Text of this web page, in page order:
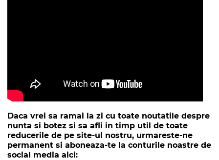
Daca vrei sa ramai la zi cu toate noutatile despre
nunta si botez si sa afli in timp util de toate
reducerile de pe site-ul nostru, urmareste-ne
permanent si aboneaza-te la conturile noastre de
social media aici: